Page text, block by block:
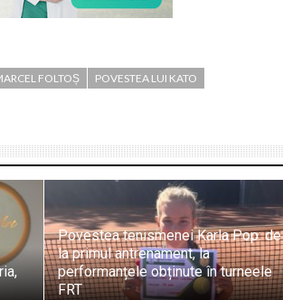
FOLTOȘ
POVESTEA LUI KATO
Povestea tenismenei Karla Pop: de
la primul antrenament, la
performanțele obținute în turneele
FRT